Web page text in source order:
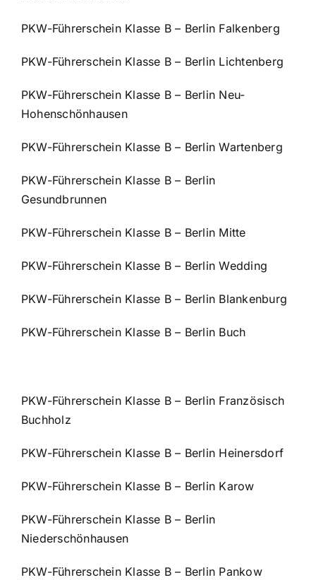
PKW-Führerschein Klasse B – Berlin Falkenberg
PKW-Führerschein Klasse B – Berlin Lichtenberg
PKW-Führerschein Klasse B – Berlin Neu-
Hohenschönhausen
PKW-Führerschein Klasse B – Berlin Wartenberg
PKW-Führerschein Klasse B – Berlin
Gesundbrunnen
PKW-Führerschein Klasse B – Berlin Mitte
PKW-Führerschein Klasse B – Berlin Wedding
PKW-Führerschein Klasse B – Berlin Blankenburg
PKW-Führerschein Klasse B – Berlin Buch
PKW-Führerschein Klasse B – Berlin Französisch
Buchholz
PKW-Führerschein Klasse B – Berlin Heinersdorf
PKW-Führerschein Klasse B – Berlin Karow
PKW-Führerschein Klasse B – Berlin
Niederschönhausen
PKW-Führerschein Klasse B – Berlin Pankow